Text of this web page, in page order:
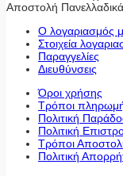
Αποστολή Πανελλαδικά.
Ο λογαριασμός
Στοιχεία
Παραγγελίες
Διευθύνσεις
Όροι χρήσης
Τρόποι
Πολιτική
Πολιτική
Τρόποι
Πολιτική